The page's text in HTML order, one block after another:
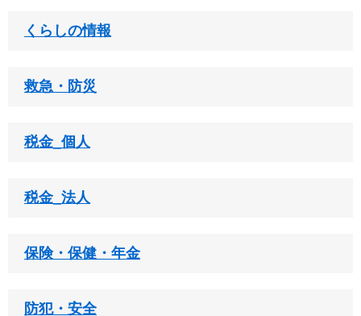
くらしの情報
救急・防災
税金_個人
税金_法人
保険・保健・年金
防犯・安全